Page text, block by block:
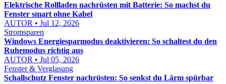
Elektrische Rollladen nachrüsten mit Batterie: So machst du
Fenster smart ohne Kabel
AUTOR • Jul 12, 2026
Stromsparen
Windows Energiesparmodus deaktivieren: So schaltest du den
Ruhemodus richtig aus
AUTOR • Jul 05, 2026
Fenster & Verglasung
Schallschutz Fenster nachrüsten: So senkst du Lärm spürbar